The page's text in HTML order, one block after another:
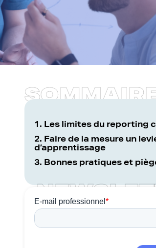
1. Les limites du reporting
2. Faire de la mesure un
d’apprentissage
3. Bonnes pratiques et
SOMMAIR
NEWSLET